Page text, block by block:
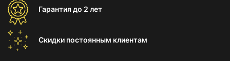
Гарантиядо 2 лет
Скидки постоянным клиентам